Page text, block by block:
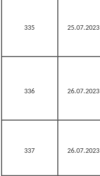
335 25.07.2023
336 26.07.2023
337 26.07.2023